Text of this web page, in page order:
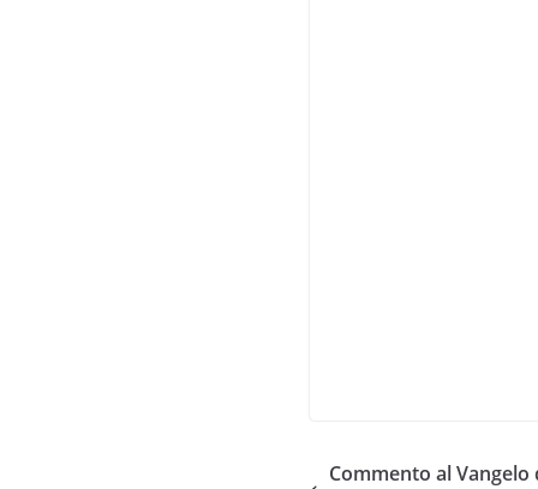
Commento al Vangelo